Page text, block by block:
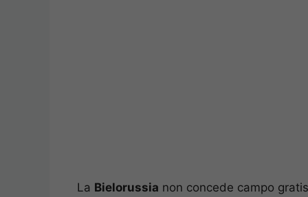
La Bielorussia non concede campo